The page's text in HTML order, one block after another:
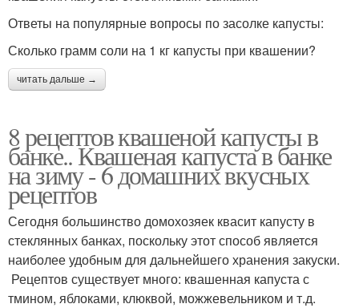
Ответы на популярные вопросы по засолке капусты:
Сколько грамм соли на 1 кг капусты при квашении?
читать дальше →
8 рецептов квашеной капусты в
банке.. Квашеная капуста в банке
на зиму - 6 домашних вкусных
рецептов
Сегодня большинство домохозяек квасит капусту в
стеклянных банках, поскольку этот способ является
наиболее удобным для дальнейшего хранения закуски.
Рецептов существует много: квашенная капуста с
тмином, яблоками, клюквой, можжевельником и т.д.